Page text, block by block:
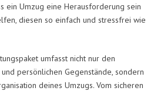
ein Umzug eine Herausforderung sein
diesen so einfach und stressfrei wie
umfasst nicht nur den
persönlichen Gegenstände, sondern
deines Umzugs. Vom sicheren